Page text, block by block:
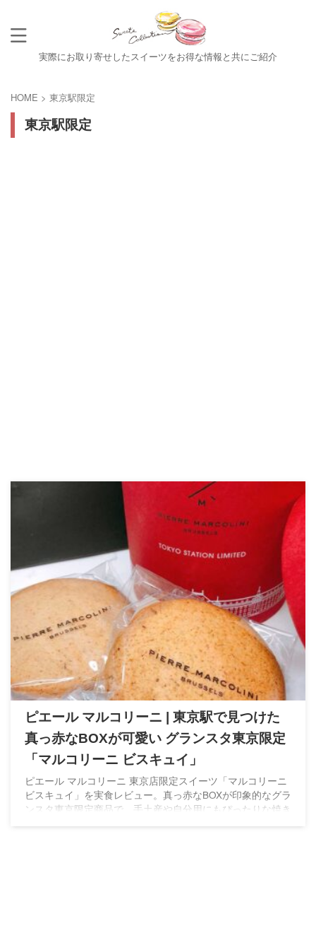
実際にお取り寄せしたスイーツをお得な情報と共にご紹介
HOME > 東京駅限定
東京駅限定
ピエール マルコリーニ | 東京駅で見つけた
真っ赤なBOXが可愛い グランスタ東京限定
「マルコリーニ ビスキュイ」
ピエール マルコリーニ 東京店限定スイーツ「マルコリーニ
ビスキュイ」を実食レビュー。真っ赤なBOXが印象的なグラ
ンスタ東京限定商品で、手土産や自分用にもぴったりな焼き